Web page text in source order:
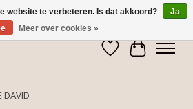
Verlanglijst
DAVID
website te verbeteren. Is dat akkoord?
Ja
Meer over cookies »